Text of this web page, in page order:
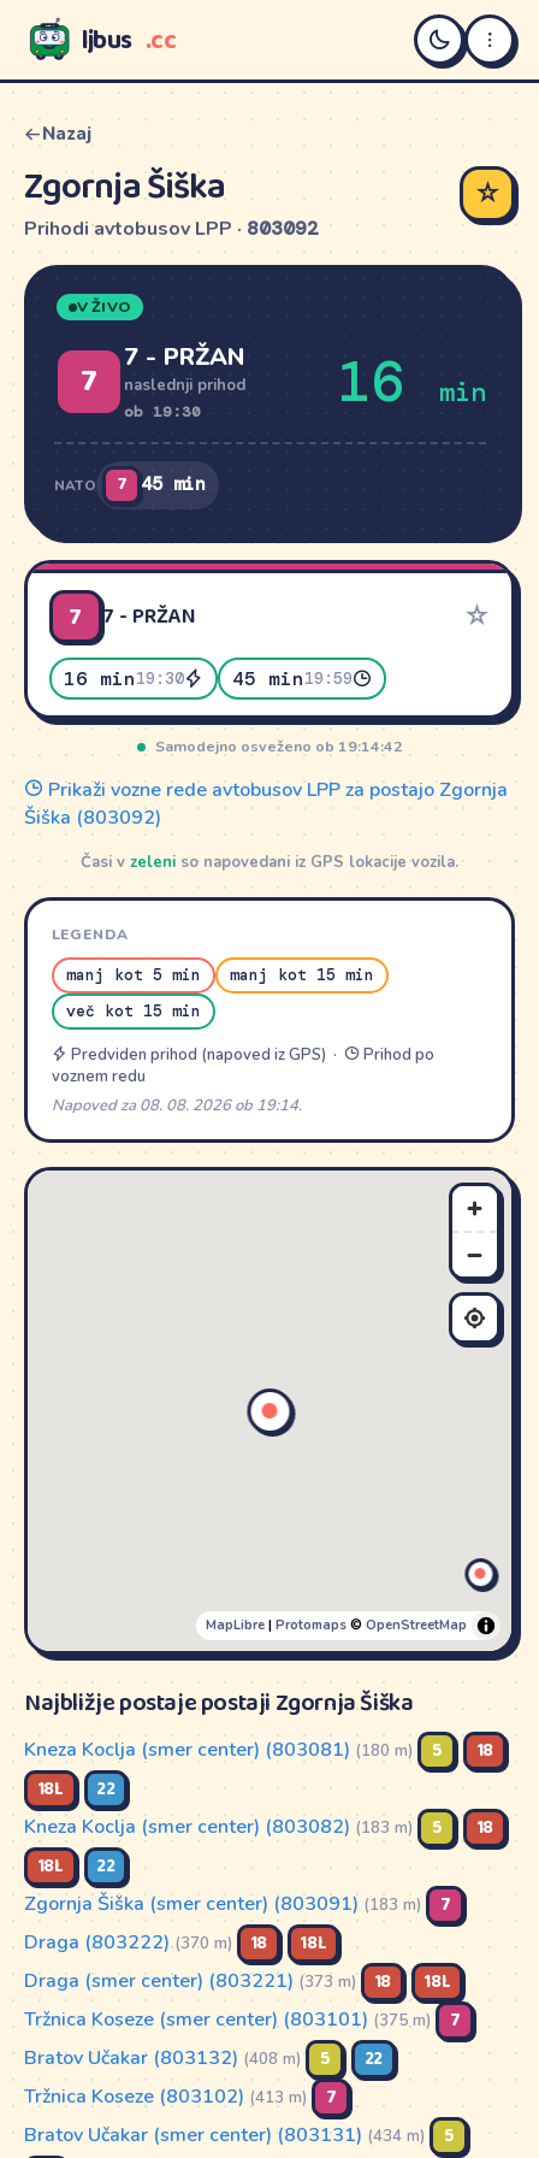
LJBUS ljbus .cc
Nazaj
Zgornja Šiška
Prihodi avtobusov LPP · 803092
☆
V ŽIVO
7 7 - PRŽAN
naslednji prihod
ob 19:30 16 min
NATO 7 45 min
7 7 - PRŽAN ☆
16 min19:30 45 min19:59
Samodejno osveženo ob 19:14:42
Prikaži vozne rede avtobusov LPP za postajo Zgornja
Šiška (803092)
Časi v zeleni so napovedani iz GPS lokacije vozila.
LEGENDA
manj kot 5 min
manj kot 15 min
več kot 15 min
Predviden prihod (napoved iz GPS) ·
Prihod po
voznem redu
Napoved za 08. 08. 2026 ob 19:14.
MapLibre| Protomaps© OpenStreetMap
Najbližje postaje postaji Zgornja Šiška
Kneza Koclja (smer center) (803081) (180 m) 5
18
18L
22
Kneza Koclja (smer center) (803082) (183 m) 5
18
18L
22
Zgornja Šiška (smer center) (803091) (183 m) 7
Draga (803222) (370 m) 18 18L
Draga (smer center) (803221) (373 m) 18 18L
Tržnica Koseze (smer center) (803101) (375 m) 7
Bratov Učakar (803132) (408 m) 5 22
Tržnica Koseze (803102) (413 m) 7
Bratov Učakar (smer center) (803131) (434 m) 5